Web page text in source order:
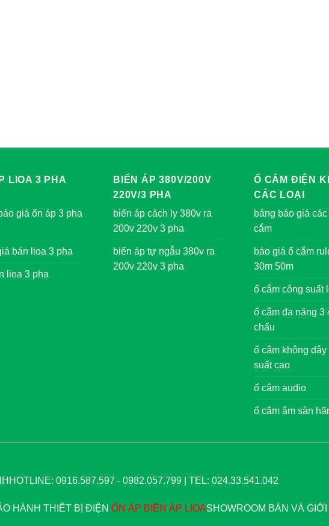
LIOA 3 PHA
giá ổn áp 3 pha
bán lioa 3 pha
lioa 3 pha
BIẾN ÁP 380V/200V
220V/3 PHA
biến áp cách ly 380v ra
200v 220v 3 pha
biến áp tự ngẫu 380v ra
200v 220v 3 pha
Ổ CẮM ĐIỆN
CÁC LOẠI
bảng báo giá
cắm
báo giá ổ cắm
30m 50m
ổ cắm công suất
ổ cắm đa năng 3
chấu
ổ cắm không dây
suất cao
ổ cắm audio
ổ cắm âm sàn
HOTLINE: 0916.587.597 - 0982.057.799 | TEL: 024.33.541.042
HÀNH THIẾT BỊ ĐIỆN ỔN ÁP BIẾN ÁP LIOASHOWROOM BÁN VÀ